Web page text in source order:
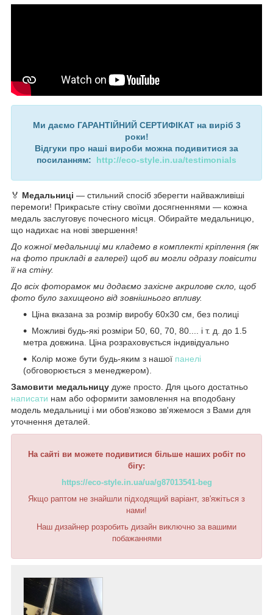
Ми даємо ГАРАНТІЙНИЙ СЕРТИФІКАТ на виріб 3
роки!
Відгуки про наші вироби можна подивитися за
посиланням: http://eco-style.in.ua/testimonials
🏅 Медальниці — стильний спосіб зберегти найважливіші
перемоги! Прикрасьте стіну своїми досягненнями — кожна
медаль заслуговує почесного місця. Обирайте медальницю,
що надихає на нові звершення!
До кожної медальниці ми кладемо в комплекті кріплення (як
на фото прикладі в галереї) щоб ви могли одразу повісити
її на стіну.
До всіх фоторамок ми додаємо захісне акрилове скло, щоб
фото було захищеоно від зовнішнього впливу.
Ціна вказана за розмір виробу 60х30 см, без полиці
Можливі будь-які розміри 50, 60, 70, 80.... і т. д. до 1.5
метра довжина. Ціна розраховується індивідуально
Колір може бути будь-яким з нашої панелі
(обговорюється з менеджером).
Замовити медальницу дуже просто. Для цього достатньо
написати нам або оформити замовлення на вподобану
модель медальниці і ми обов'язково зв'яжемося з Вами для
уточнення деталей.
На сайті ви можете подивитися більше наших робіт по
бігу:
https://eco-style.in.ua/ua/g87013541-beg
Якщо раптом не знайшли підходящий варіант, зв'яжіться з
нами!
Наш дизайнер розробить дизайн виключно за вашими
побажаннями